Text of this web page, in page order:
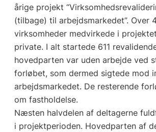
årige projekt
(tilbage) til arbejdsmarkedet”. Over
virksomheder medvirkede i
private. I alt startede 611
hovedparten var uden arbejde ved
forløbet, som dermed sigtede mod
arbejdsmarkedet. De resterende
om fastholdelse.
Næsten halvdelen af deltagerne
i projektperioden. Hovedparten af